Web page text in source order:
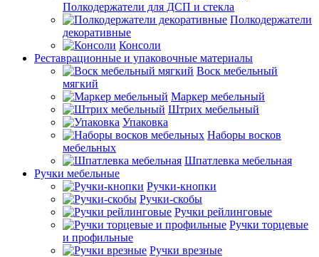
Полкодержатели для ДСП и стекла
Полкодержатели
декоративные
Консоли
Реставрационные и упаковочные материалы
Воск мебельный
мягкий
Маркер мебельный
Штрих мебельный
Упаковка
Наборы восков
мебельных
Шпатлевка мебельная
Ручки мебельные
Ручки-кнопки
Ручки-скобы
Ручки рейлинговые
Ручки торцевые
и профильные
Ручки врезные